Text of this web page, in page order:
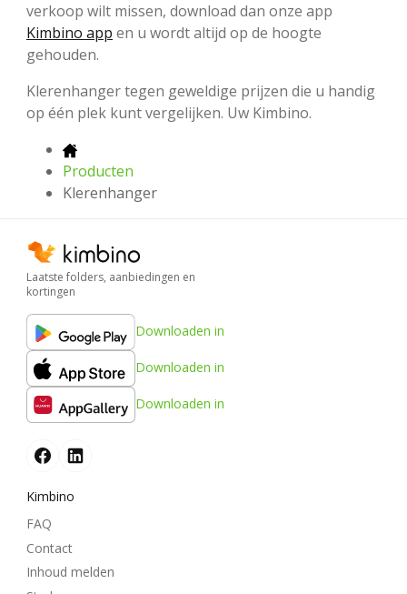
verkoop wilt missen, download dan onze app
Kimbino app en u wordt altijd op de hoogte
gehouden.
Klerenhanger tegen geweldige prijzen die u handig
op één plek kunt vergelijken. Uw Kimbino.
Producten
Klerenhanger
Laatste folders, aanbiedingen en
kortingen
Downloaden in
Downloaden in
Downloaden in
Kimbino
FAQ
Contact
Inhoud melden